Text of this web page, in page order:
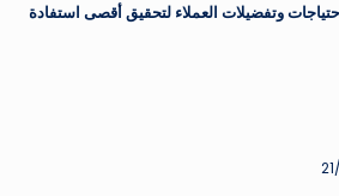
وتفضيلات العملاء لتحقيق أقصى استفادة